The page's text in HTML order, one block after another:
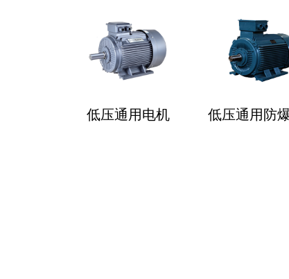
低压通用电机 低压通用防